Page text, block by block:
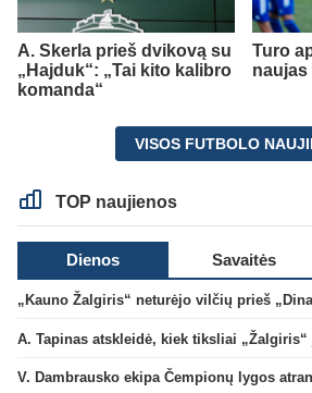
A. Skerla prieš dvikovą su
„Hajduk“: „Tai kito kalibro
komanda“
Turo
VISOS FUTBOLO
TOP naujienos
Dienos Savaitės
„Kauno Žalgiris“ neturėjo vilčių prieš